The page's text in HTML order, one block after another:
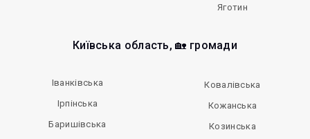
Яготин
Київська область, 🏡 громади
Іванківська
Ірпінська
Баришівська
Ковалівська
Кожанська
Козинська